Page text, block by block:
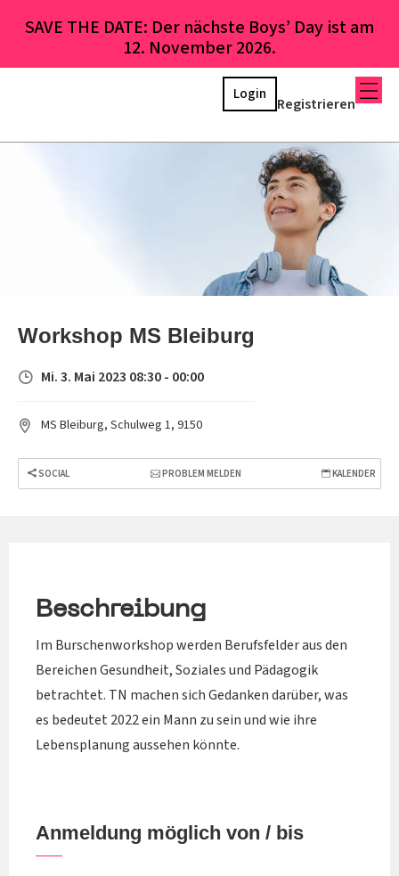
SAVE THE DATE: Der nächste Boys’ Day ist am
12. November 2026.
Registrieren
Login
Workshop MS Bleiburg
Mi. 3. Mai 2023 08:30 - 00:00
MS Bleiburg, Schulweg 1, 9150
SOCIAL PROBLEM MELDEN KALENDER
Beschreibung
Im Burschenworkshop werden Berufsfelder aus den
Bereichen Gesundheit, Soziales und Pädagogik
betrachtet. TN machen sich Gedanken darüber, was
es bedeutet 2022 ein Mann zu sein und wie ihre
Lebensplanung aussehen könnte.
Anmeldung möglich von / bis